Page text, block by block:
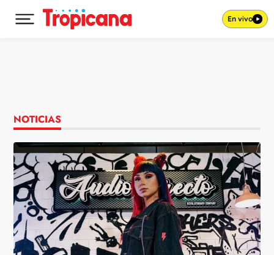
Desplegar menú principal En vivo
NOTICIAS